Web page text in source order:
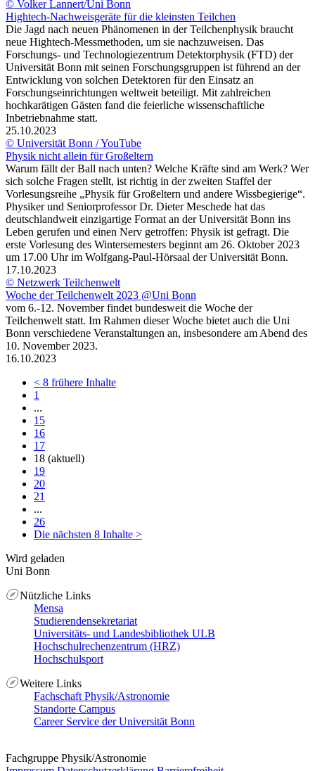
© Volker Lannert/Uni Bonn
Hightech-Nachweisgeräte für die kleinsten Teilchen
Die Jagd nach neuen Phänomenen in der Teilchenphysik braucht
neue Hightech-Messmethoden, um sie nachzuweisen. Das
Forschungs- und Technologiezentrum Detektorphysik (FTD) der
Universität Bonn mit seinen Forschungsgruppen ist führend an der
Entwicklung von solchen Detektoren für den Einsatz an
Forschungseinrichtungen weltweit beteiligt. Mit zahlreichen
hochkarätigen Gästen fand die feierliche wissenschaftliche
Inbetriebnahme statt.
25.10.2023
© Universität Bonn / YouTube
Physik nicht allein für Großeltern
Warum fällt der Ball nach unten? Welche Kräfte sind am Werk? Wer
sich solche Fragen stellt, ist richtig in der zweiten Staffel der
Vorlesungsreihe „Physik für Großeltern und andere Wissbegierige“.
Physiker und Seniorprofessor Dr. Dieter Meschede hat das
deutschlandweit einzigartige Format an der Universität Bonn ins
Leben gerufen und einen Nerv getroffen: Physik ist gefragt. Die
erste Vorlesung des Wintersemesters beginnt am 26. Oktober 2023
um 17.00 Uhr im Wolfgang-Paul-Hörsaal der Universität Bonn.
17.10.2023
© Netzwerk Teilchenwelt
Woche der Teilchenwelt 2023 @Uni Bonn
vom 6.-12. November findet bundesweit die Woche der
Teilchenwelt statt. Im Rahmen dieser Woche bietet auch die Uni
Bonn verschiedene Veranstaltungen an, insbesondere am Abend des
10. November 2023.
16.10.2023
< 8 frühere Inhalte
1
...
15
16
17
18 (aktuell)
19
20
21
...
26
Die nächsten 8 Inhalte >
Wird geladen
Uni Bonn
Nützliche Links
Mensa
Studierendensekretariat
Universitäts- und Landesbibliothek ULB
Hochschulrechenzentrum (HRZ)
Hochschulsport
Weitere Links
Fachschaft Physik/Astronomie
Standorte Campus
Career Service der Universität Bonn
Fachgruppe Physik/Astronomie